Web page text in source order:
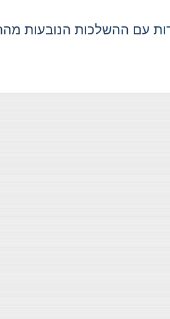
עם ההשלכות הנובעות